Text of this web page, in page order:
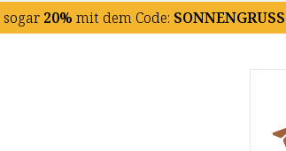
sogar 20% mit dem Code: SONNENGRUSS